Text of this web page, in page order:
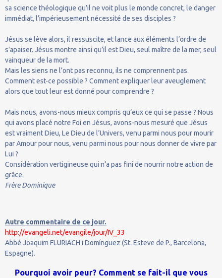
sa science théologique qu’il ne voit plus le monde concret, le danger
immédiat, l’impérieusement nécessité de ses disciples ?
Jésus se lève alors, il ressuscite, et lance aux éléments l’ordre de
s’apaiser. Jésus montre ainsi qu’il est Dieu, seul maître de la mer, seul
vainqueur de la mort.
Mais les siens ne l’ont pas reconnu, ils ne comprennent pas.
Comment est-ce possible ? Comment expliquer leur aveuglement
alors que tout leur est donné pour comprendre ?
Mais nous, avons-nous mieux compris qu’eux ce qui se passe ? Nous
qui avons placé notre Foi en Jésus, avons-nous mesuré que Jésus
est vraiment Dieu, Le Dieu de l’Univers, venu parmi nous pour mourir
par Amour pour nous, venu parmi nous pour nous donner de vivre par
Lui ?
Considération vertigineuse qui n’a pas fini de nourrir notre action de
grâce.
Frère Dominique
Autre commentaire de ce jour.
http://evangeli.net/evangile/jour/IV_33
Abbé Joaquim FLURIACH i Domínguez (St. Esteve de P., Barcelona,
Espagne).
Pourquoi avoir peur? Comment se fait-il que vous